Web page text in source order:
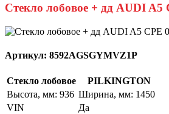
Стекло лобовое + дд AUDI
Артикул: 8592AGSGYMVZ1P
Стекло лобовое
PILKINGTON
Высота, мм: 936 Ширина, мм: 1450
VIN
Да